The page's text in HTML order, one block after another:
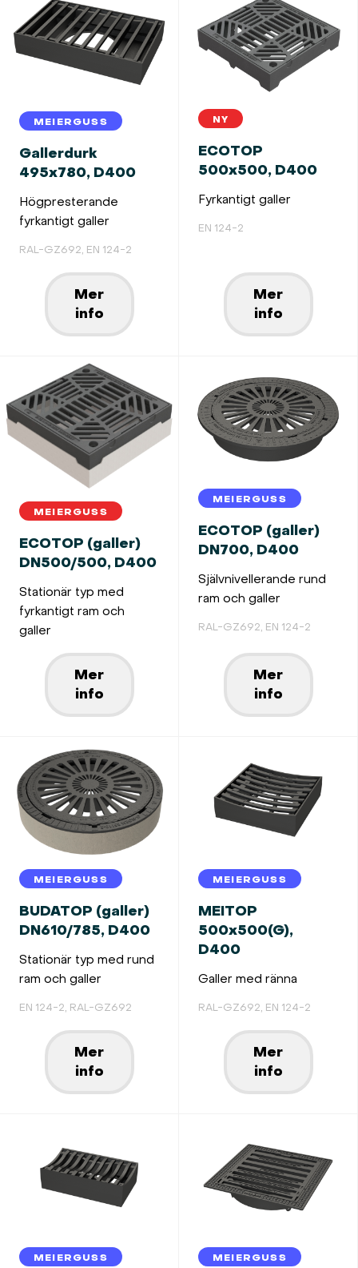
MEIERGUSS
Gallerdurk
495x780, D400
Högpresterande
fyrkantigt galler
RAL-GZ692, EN 124-2
Mer
info
NY
ECOTOP
500x500, D400
Fyrkantigt galler
EN 124-2
Mer
info
MEIERGUSS
ECOTOP (galler)
DN500/500, D400
Stationär typ med
fyrkantigt ram och
galler
Mer
info
MEIERGUSS
ECOTOP (galler)
DN700, D400
Självnivellerande rund
ram och galler
RAL-GZ692, EN 124-2
Mer
info
MEIERGUSS
BUDATOP (galler)
DN610/785, D400
Stationär typ med rund
ram och galler
EN 124-2, RAL-GZ692
Mer
info
MEIERGUSS
MEITOP
500x500(G),
D400
Galler med ränna
RAL-GZ692, EN 124-2
Mer
info
MEIERGUSS MEIERGUSS